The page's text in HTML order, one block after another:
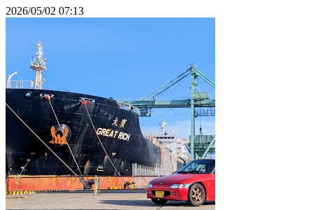
2026/05/02 07:13